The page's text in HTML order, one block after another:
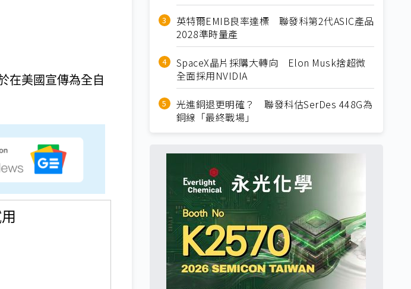
在美國宣傳為全自
英特爾EMIB良率達標 聯發科第2代ASIC產品
2028準時量產
SpaceX晶片採購大轉向 Elon Musk捨超微
全面採用NVIDIA
光進銅退更明確？ 聯發科估SerDes 448G為
銅線「最終戰場」